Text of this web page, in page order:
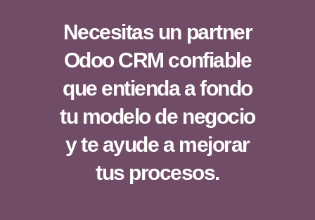
Necesitas un partner
Odoo CRM confiable
que entienda a fondo
tu modelo de negocio
y te ayude a mejorar
tus procesos.